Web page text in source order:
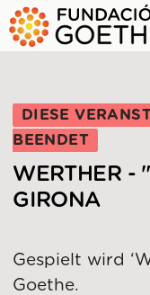
ZUM
DIESE
BEENDET
WERTHER -
GIRONA
Gespielt wird
Goethe.